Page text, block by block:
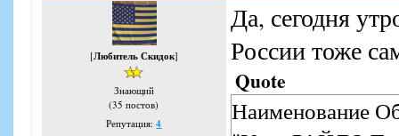
[Любитель Скидок]
Знающий
(35 постов)
Репутация:4
Да, сегодня
России тоже
Quote
Наименование